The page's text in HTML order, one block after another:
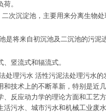
。
次沉淀池，主要用来分离生物
将来自初沉池及二沉池的污泥
竖流式和辐流式。
处理污水 活性污泥法处理污水
和技术上的不断革新，特别是近
反应动力学的理论方面和工艺
污水、城市污水和机械工业废